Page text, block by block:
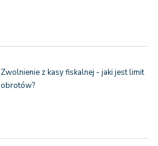
Zwolnienie z kasy fiskalnej - jaki jest limit
obrotów?